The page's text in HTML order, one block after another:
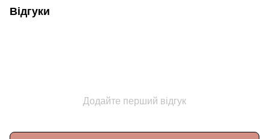
Відгуки
Додайте перший відгук